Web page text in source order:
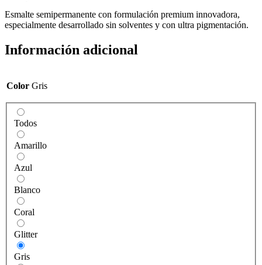
Esmalte semipermanente con formulación premium innovadora,
especialmente desarrollado sin solventes y con ultra pigmentación.
Información adicional
Color Gris
Todos
Amarillo
Azul
Blanco
Coral
Glitter
Gris